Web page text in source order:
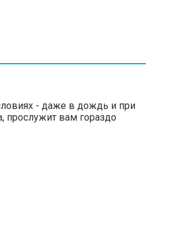
- даже в дождь и при
прослужит вам гораздо